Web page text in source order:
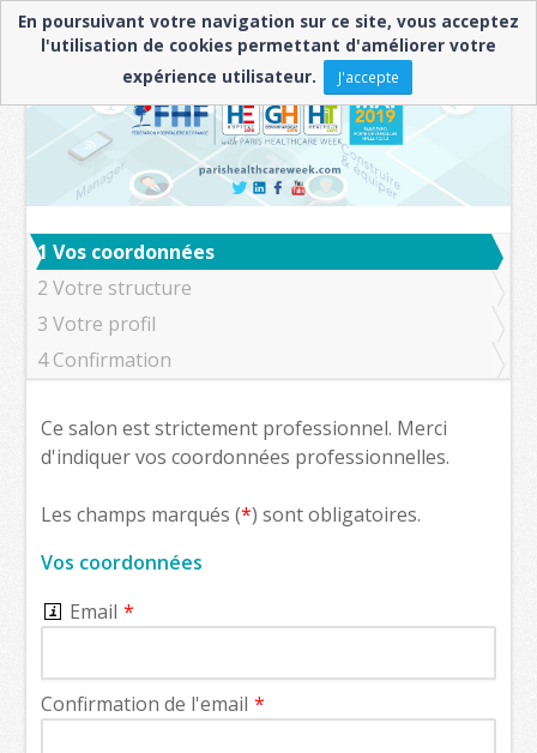
1 Vos coordonnées
2 Votre structure
3 Votre profil
4 Confirmation
Ce salon est strictement professionnel. Merci
d'indiquer vos coordonnées professionnelles.
Les champs marqués (*) sont obligatoires.
Vos coordonnées
Email
Confirmation de l'email
En poursuivant votre navigation sur ce site, vous acceptez
l'utilisation de cookies permettant d'améliorer votre
expérience utilisateur.
J'accepte